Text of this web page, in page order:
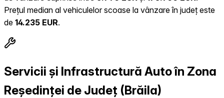
Prețul median al vehiculelor scoase la vânzare în județ este
de 14.235 EUR.
Servicii și Infrastructură Auto în Zona
Reședinței de Județ (Brăila)